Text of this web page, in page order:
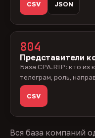
CSV JSON
804
Представители
База CPA.RIP: кто из
телеграм, роль,
CSV
Вся база компаний